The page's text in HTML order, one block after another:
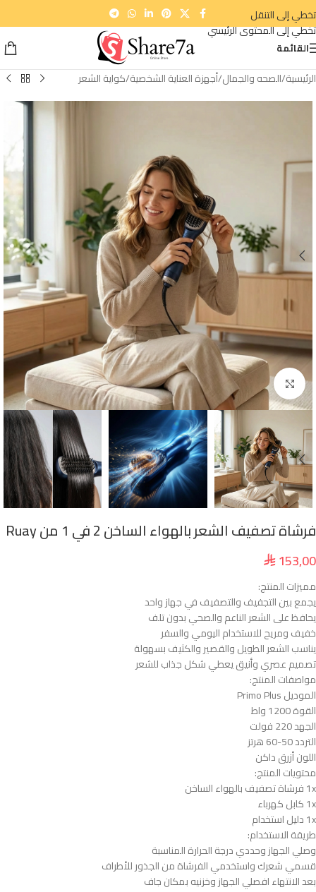
تخطي إلى التنقل
تخطي إلى المحتوى الرئيسي
القائمة
الرئيسية/الصحه والجمال/أجهزة العناية الشخصية/كواية الشعر
انقر للتكبير
فرشاة تصفيف الشعر بالهواء الساخن 2 في 1 من Ruay
⃁153,00
مميزات المنتج:
يجمع بين التجفيف والتصفيف في جهاز واحد
يحافظ على الشعر الناعم والصحي بدون تلف
خفيف ومريح للاستخدام اليومي والسفر
يناسب الشعر الطويل والقصير والكثيف بسهولة
تصميم عصري وأنيق يعطي شكل جذاب للشعر
مواصفات المنتج:
الموديل Primo Plus
القوة 1200 واط
الجهد 220 فولت
التردد 50-60 هرتز
اللون أزرق داكن
محتويات المنتج:
1x فرشاة تصفيف بالهواء الساخن
1x كابل كهرباء
1x دليل استخدام
طريقة الاستخدام:
وصلي الجهاز وحددي درجة الحرارة المناسبة
قسمي شعرك واستخدمي الفرشاة من الجذور للأطراف
بعد الانتهاء افصلي الجهاز وخزنيه بمكان جاف